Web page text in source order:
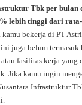
Tbk per bulan
lebih tinggi dari
bekerja di PT
juga belum termasuk
fasilitas kerja yang
Jika kamu ingin
Infrastruktur